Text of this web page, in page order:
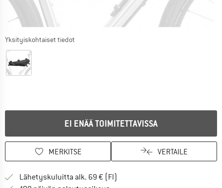
Yksityiskohtaiset tiedot
EI ENÄÄ TOIMITETTAVISSA
MERKITSE VERTAILE
Lähetyskuluitta alk. 69 € (FI)